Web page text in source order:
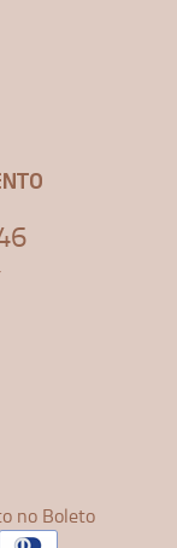
no Boleto